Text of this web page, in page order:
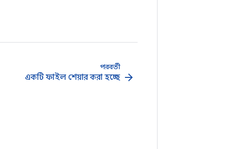
পরবর্তী
একটি ফাইল শেয়ার করা হচ্ছে arrow_forward